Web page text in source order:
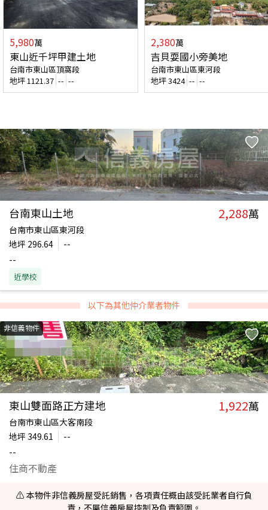
5,980萬
東山近千坪甲建土地
台南市東山區頂窩段
地坪1121.37 -- --
2,380萬
吉貝耍國小旁美地
台南市東山區東河段
地坪3424 -- --
台南東山土地 2,288萬
台南市東山區東河段
地坪 296.64
--
--
近學校
以下為其他仲介業者物件
非信義物件
東山雙面路正方建地 1,922萬
台南市東山區大客南段
地坪 349.61
--
--
住商不動產
⚠️ 本物件非信義房屋受託銷售，各項責任概由該受託業者自行負
責，不屬信義房屋控制及負責範圍。